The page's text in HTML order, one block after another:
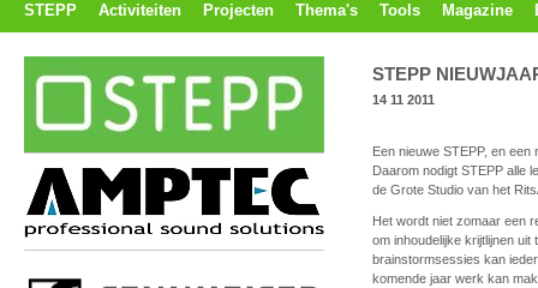
STEPP Activiteiten Projecten Thema's Tools Magazine
STEPP
14 11 2011
Een nieuwe STEPP, en
Daarom nodigt STEPP alle
de Grote Studio van het
Het wordt niet zomaar een
om inhoudelijke krijtlijnen
brainstormsessies kan
komende jaar werk kan